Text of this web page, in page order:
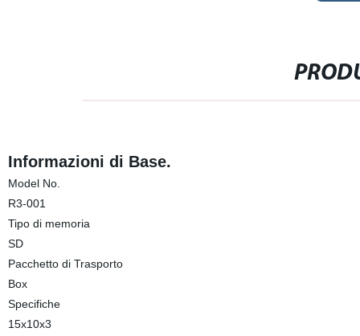
Informazioni di Base.
Model No.
R3-001
Tipo di memoria
SD
Pacchetto di Trasporto
Box
Specifiche
15x10x3